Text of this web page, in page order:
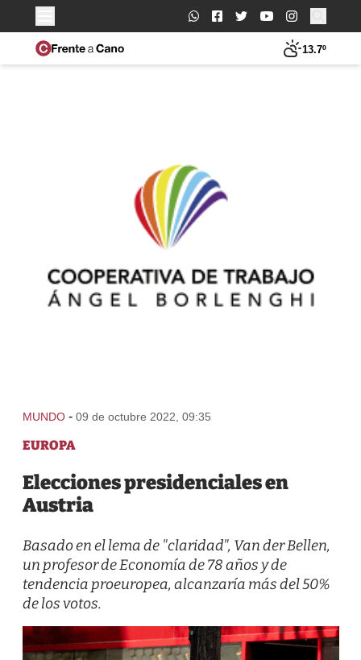
Buscar:
13.7º
MUNDO - 09 de octubre 2022, 09:35
EUROPA
Elecciones presidenciales en
Austria
Basado en el lema de "claridad", Van der Bellen,
un profesor de Economía de 78 años y de
tendencia proeuropea, alcanzaría más del 50%
de los votos.